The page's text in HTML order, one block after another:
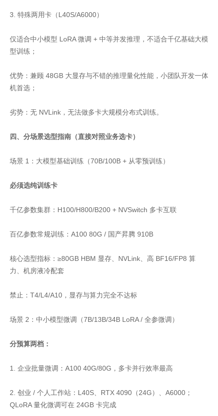
3. 特殊两用卡（L40S/A6000）
仅适合中小模型 LoRA 微调 + 中等并发推理，不适合千亿基础大模
型训练；
优势：兼顾 48GB 大显存与不错的推理量化性能，小团队开发一体
机首选；
劣势：无 NVLink，无法做多卡大规模分布式训练。
四、分场景选型指南（直接对照业务选卡）
场景 1：大模型基础训练（70B/100B + 从零预训练）
必须选纯训练卡
千亿参数集群：H100/H800/B200 + NVSwitch 多卡互联
百亿参数常规训练：A100 80G / 国产昇腾 910B
核心选型指标：≥80GB HBM 显存、NVLink、高 BF16/FP8 算
力、机房液冷配套
禁止：T4/L4/A10，显存与算力完全不达标
场景 2：中小模型微调（7B/13B/34B LoRA / 全参微调）
分预算两档：
1. 企业批量微调：A100 40G/80G，多卡并行效率最高
2. 创业 / 个人工作站：L40S、RTX 4090（24G）、A6000；
QLoRA 量化微调可在 24GB 卡完成